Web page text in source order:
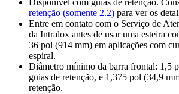
Disponível com guias de retenção.
retenção (somente 2.2) para ver os
Entre em contato com o Serviço de
da Intralox antes de usar uma esteira
36 pol (914 mm) em aplicações com
espiral.
Diâmetro mínimo da barra frontal: 1,5
guias de retenção, e 1,375 pol (34,9
retenção.